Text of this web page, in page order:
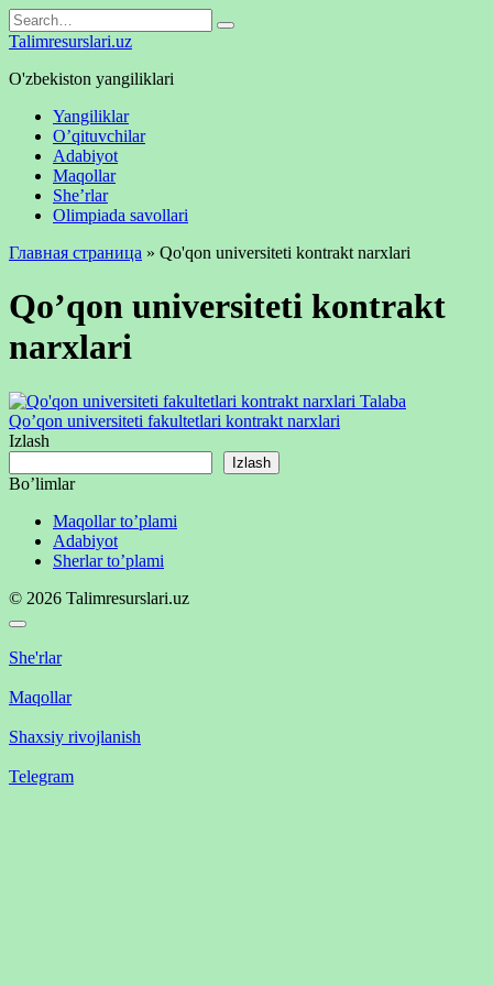
Skip
to
Search
for:
Talimresurslari.uz
O'zbekiston yangiliklari
Yangiliklar
O’qituvchilar
Adabiyot
Maqollar
She’rlar
Olimpiada savollari
Главная страница » Qo'qon universiteti kontrakt narxlari
Qo’qon universiteti kontrakt
narxlari
Talaba
Qo’qon universiteti fakultetlari kontrakt narxlari
Izlash
Izlash
Bo’limlar
Maqollar to’plami
Adabiyot
Sherlar to’plami
© 2026 Talimresurslari.uz
She'rlar
Maqollar
Shaxsiy rivojlanish
Telegram